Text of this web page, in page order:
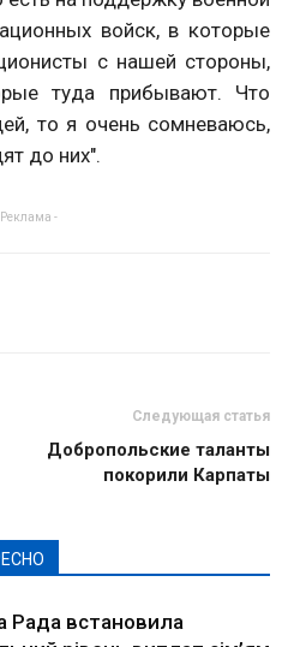
войск, в которые
с нашей стороны,
туда прибывают. Что
то я очень сомневаюсь,
до них".
-
Следующая статья
Добропольские таланты
покорили Карпаты
Рада встановила